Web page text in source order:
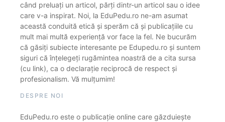
când preluați un articol, părți dintr-un articol sau o idee
care v-a inspirat. Noi, la EduPedu.ro ne-am asumat
această conduită etică și sperăm că și publicațiile cu
mult mai multă experiență vor face la fel. Ne bucurăm
că găsiți subiecte interesante pe Edupedu.ro și suntem
siguri că înțelegeți rugămintea noastră de a cita sursa
(cu link), ca o declarație reciprocă de respect și
profesionalism. Vă mulțumim!
DESPRE NOI
EduPedu.ro este o publicație online care găzduiește